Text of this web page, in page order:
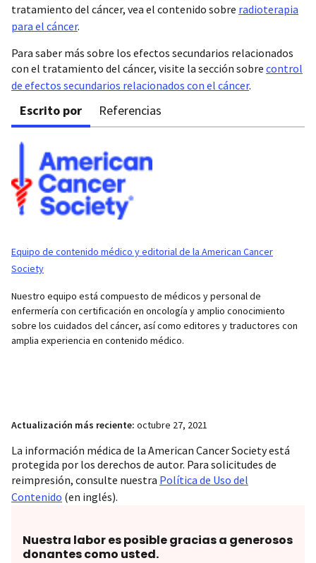
tratamiento del cáncer, vea el contenido sobre radioterapia
para el cáncer.
Para saber más sobre los efectos secundarios relacionados
con el tratamiento del cáncer, visite la sección sobre control
de efectos secundarios relacionados con el cáncer.
Escrito por Referencias
Equipo de contenido médico y editorial de la American Cancer
Society
Nuestro equipo está compuesto de médicos y personal de
enfermería con certificación en oncología y amplio conocimiento
sobre los cuidados del cáncer, así como editores y traductores con
amplia experiencia en contenido médico.
Actualización más reciente: octubre 27, 2021
La información médica de la American Cancer Society está
protegida por los derechos de autor. Para solicitudes de
reimpresión, consulte nuestra Política de Uso del
Contenido (en inglés).
Nuestra labor es posible gracias a generosos
donantes como usted.